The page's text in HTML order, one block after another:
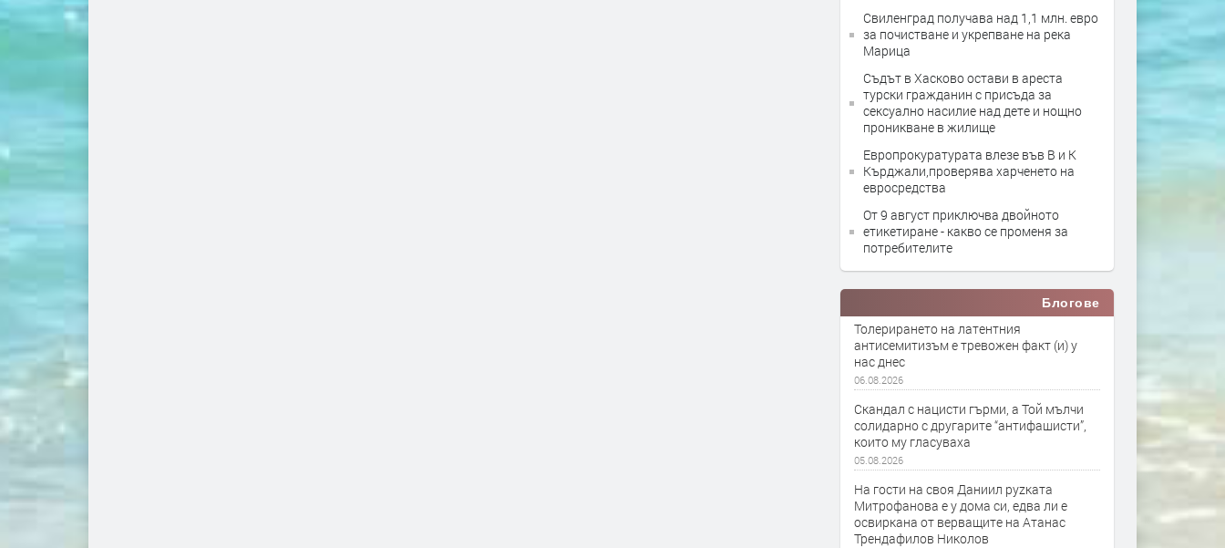
Свиленград получава над 1,1 млн. евро
за почистване и укрепване на река
Марица
Съдът в Хасково остави в ареста
турски гражданин с присъда за
сексуално насилие над дете и нощно
проникване в жилище
Европрокуратурата влезе във В и К
Кърджали,проверява харченето на
евросредства
От 9 август приключва двойното
етикетиране - какво се променя за
потребителите
Блогове
Толерирането на латентния
антисемитизъм е тревожен факт (и) у
нас днес
06.08.2026
Скандал с нацисти гърми, а Той мълчи
солидарно с другарите “антифашисти”,
които му гласуваха
05.08.2026
На гости на своя Даниил руzката
Митрофанова е у дома си, едва ли е
освиркана от верващите на Атанас
Трендафилов Николов